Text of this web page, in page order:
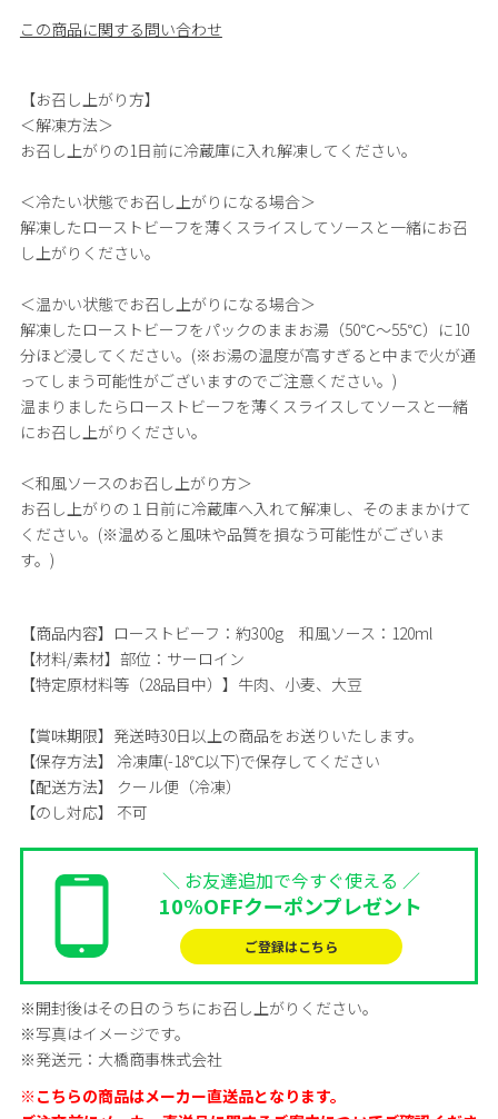
この商品に関する問い合わせ
【お召し上がり方】
＜解凍方法＞
お召し上がりの1日前に冷蔵庫に入れ解凍してください。
＜冷たい状態でお召し上がりになる場合＞
解凍したローストビーフを薄くスライスしてソースと一緒にお召
し上がりください。
＜温かい状態でお召し上がりになる場合＞
解凍したローストビーフをパックのままお湯（50℃～55℃）に10
分ほど浸してください。(※お湯の温度が高すぎると中まで火が通
ってしまう可能性がございますのでご注意ください。)
温まりましたらローストビーフを薄くスライスしてソースと一緒
にお召し上がりください。
＜和風ソースのお召し上がり方＞
お召し上がりの１日前に冷蔵庫へ入れて解凍し、そのままかけて
ください。(※温めると風味や品質を損なう可能性がございま
す。)
【商品内容】 ローストビーフ：約300g 和風ソース：120ml
【材料/素材】 部位：サーロイン
【特定原材料等（28品目中）】 牛肉、小麦、大豆
【賞味期限】 発送時30日以上の商品をお送りいたします。
【保存方法】
冷凍庫(-18℃以下)で保存してください
【配送方法】
クール便（冷凍）
【のし対応】
不可
＼ お友達追加で今すぐ使える ／
10%OFFクーポンプレゼント
ご登録はこちら
※開封後はその日のうちにお召し上がりください。
※写真はイメージです。
※発送元：大橋商事株式会社
※こちらの商品はメーカー直送品となります。